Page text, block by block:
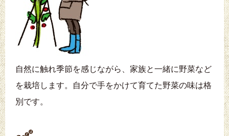
自然に触れ季節を感じながら、家族と一緒に野菜など
を栽培します。自分で手をかけて育てた野菜の味は格
別です。